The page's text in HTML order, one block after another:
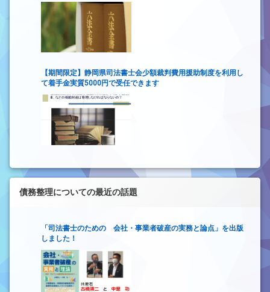
【期間限定】静岡県司法書士会少額裁判費用援助制度を利用し
て着手金実質5000円で受任できます
債務整理についての最近の話題
「司法書士のための 会社・事業者破産の実務と論点」を出版
しました！